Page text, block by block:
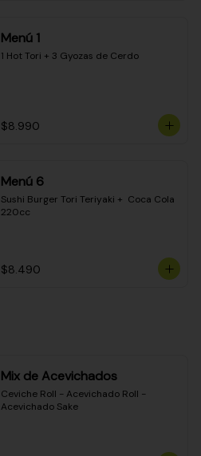
Menú 1
1 Hot Tori + 3 Gyozas de Cerdo
$8.990
Menú 6
Sushi Burger Tori Teriyaki +  Coca Cola
220cc
$8.490
Mix de Acevichados
Ceviche Roll - Acevichado Roll -
Acevichado Sake